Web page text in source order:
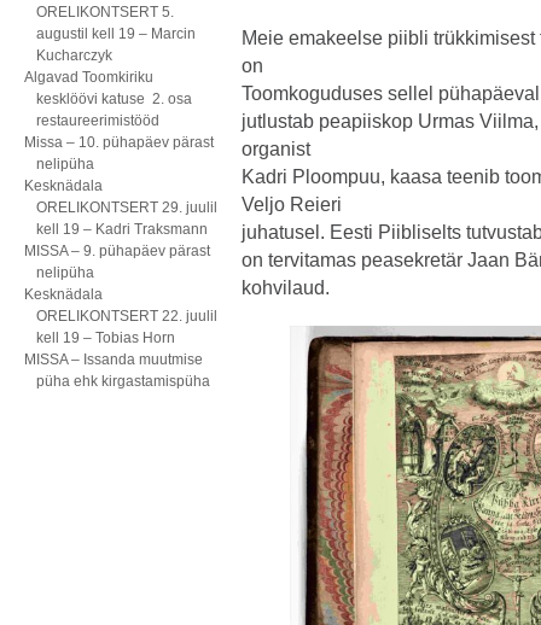
ORELIKONTSERT 5.
augustil kell 19 – Marcin
Kucharczyk
Algavad Toomkiriku
kesklöövi katuse 2. osa
restaureerimistööd
Missa – 10. pühapäev pärast
nelipüha
Kesknädala
ORELIKONTSERT 29. juulil
kell 19 – Kadri Traksmann
MISSA – 9. pühapäev pärast
nelipüha
Kesknädala
ORELIKONTSERT 22. juulil
kell 19 – Tobias Horn
MISSA – Issanda muutmise
püha ehk kirgastamispüha
Meie emakeelse piibli
on
Toomkoguduses sellel
jutlustab peapiiskop Urmas
organist
Kadri Ploompuu, kaasa teenib
Veljo Reieri
juhatusel. Eesti Piibliselts
on tervitamas peasekretär Jaan
kohvilaud.